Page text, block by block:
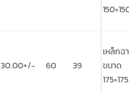
30.00+/- 60 39
เหล็กฉ
ขนาด
175×175